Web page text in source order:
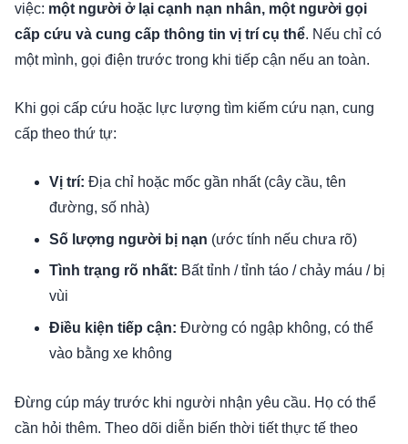
việc: một người ở lại cạnh nạn nhân, một người gọi
cấp cứu và cung cấp thông tin vị trí cụ thể. Nếu chỉ có
một mình, gọi điện trước trong khi tiếp cận nếu an toàn.
Khi gọi cấp cứu hoặc lực lượng tìm kiếm cứu nạn, cung
cấp theo thứ tự:
Vị trí: Địa chỉ hoặc mốc gần nhất (cây cầu, tên
đường, số nhà)
Số lượng người bị nạn (ước tính nếu chưa rõ)
Tình trạng rõ nhất: Bất tỉnh / tỉnh táo / chảy máu / bị
vùi
Điều kiện tiếp cận: Đường có ngập không, có thể
vào bằng xe không
Đừng cúp máy trước khi người nhận yêu cầu. Họ có thể
cần hỏi thêm. Theo dõi diễn biến thời tiết thực tế theo